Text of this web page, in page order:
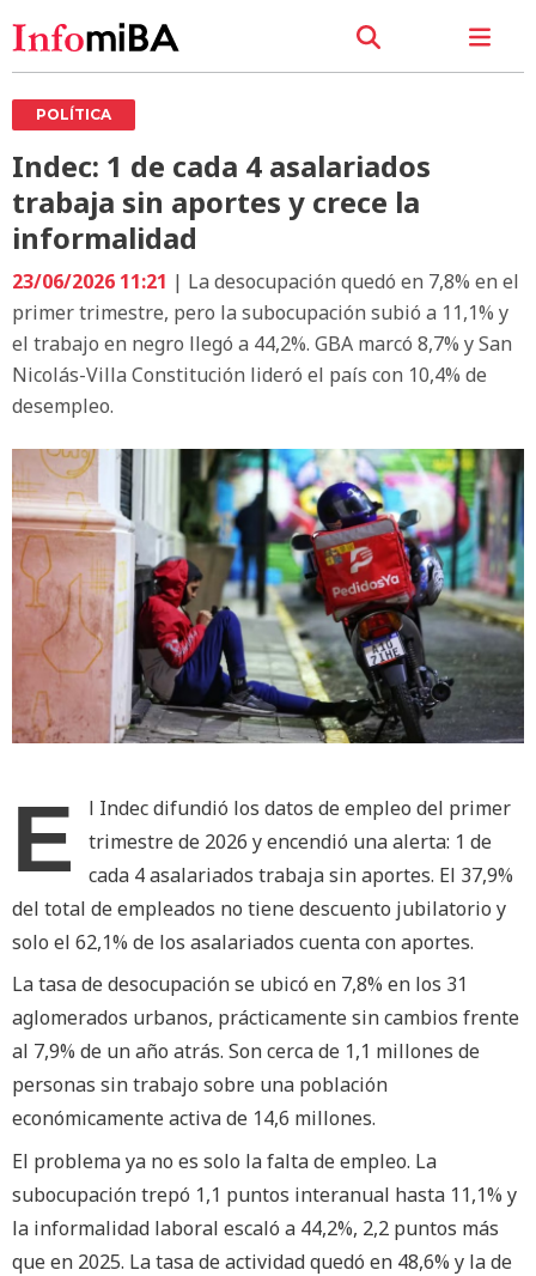
POLÍTICA
Indec: 1 de cada 4 asalariados
trabaja sin aportes y crece la
informalidad
23/06/2026 11:21 | La desocupación quedó en 7,8% en el
primer trimestre, pero la subocupación subió a 11,1% y
el trabajo en negro llegó a 44,2%. GBA marcó 8,7% y San
Nicolás-Villa Constitución lideró el país con 10,4% de
desempleo.
E
l Indec difundió los datos de empleo del primer
trimestre de 2026 y encendió una alerta: 1 de
cada 4 asalariados trabaja sin aportes. El 37,9%
del total de empleados no tiene descuento jubilatorio y
solo el 62,1% de los asalariados cuenta con aportes.
La tasa de desocupación se ubicó en 7,8% en los 31
aglomerados urbanos, prácticamente sin cambios frente
al 7,9% de un año atrás. Son cerca de 1,1 millones de
personas sin trabajo sobre una población
económicamente activa de 14,6 millones.
El problema ya no es solo la falta de empleo. La
subocupación trepó 1,1 puntos interanual hasta 11,1% y
la informalidad laboral escaló a 44,2%, 2,2 puntos más
que en 2025. La tasa de actividad quedó en 48,6% y la de